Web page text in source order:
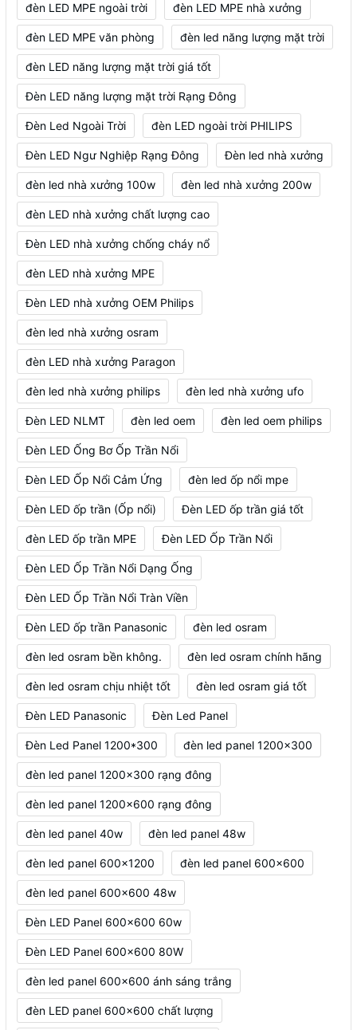
đèn LED MPE ngoài trời đèn LED MPE nhà xưởng
đèn LED MPE văn phòng đèn led năng lượng mặt trời
đèn LED năng lượng mặt trời giá tốt
Đèn LED năng lượng mặt trời Rạng Đông
Đèn Led Ngoài Trời đèn LED ngoài trời PHILIPS
Đèn LED Ngư Nghiệp Rạng Đông Đèn led nhà xưởng
đèn led nhà xưởng 100w đèn led nhà xưởng 200w
đèn LED nhà xưởng chất lượng cao
Đèn LED nhà xưởng chống cháy nổ
đèn LED nhà xưởng MPE
Đèn LED nhà xưởng OEM Philips
đèn led nhà xưởng osram
đèn LED nhà xưởng Paragon
đèn led nhà xưởng philips đèn led nhà xưởng ufo
Đèn LED NLMT đèn led oem đèn led oem philips
Đèn LED Ống Bơ Ốp Trần Nổi
Đèn LED Ốp Nổi Cảm Ứng đèn led ốp nổi mpe
Đèn LED ốp trần (Ốp nổi) Đèn LED ốp trần giá tốt
đèn LED ốp trần MPE Đèn LED Ốp Trần Nổi
Đèn LED Ốp Trần Nổi Dạng Ống
Đèn LED Ốp Trần Nổi Tràn Viền
Đèn LED ốp trần Panasonic đèn led osram
đèn led osram bền không. đèn led osram chính hãng
đèn led osram chịu nhiệt tốt đèn led osram giá tốt
Đèn LED Panasonic Đèn Led Panel
Đèn Led Panel 1200*300 đèn led panel 1200x300
đèn led panel 1200x300 rạng đông
đèn led panel 1200x600 rạng đông
đèn led panel 40w đèn led panel 48w
đèn led panel 600x1200 đèn led panel 600x600
đèn led panel 600x600 48w
Đèn LED Panel 600x600 60w
Đèn LED Panel 600x600 80W
đèn led panel 600x600 ánh sáng trắng
đèn LED panel 600x600 chất lượng